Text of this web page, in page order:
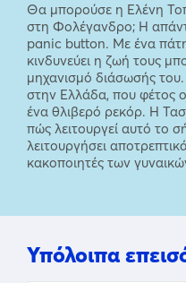
Θα μπορούσε η Ελένη
στη Φολέγανδρο; Η
panic button. Με ένα
κινδυνεύει η ζωή τους
μηχανισμό διάσωσής του.
στην Ελλάδα, που φέτος
ένα θλιβερό ρεκόρ. Η
πώς λειτουργεί αυτό το
λειτουργήσει
κακοποιητές των
Υπόλοιπα